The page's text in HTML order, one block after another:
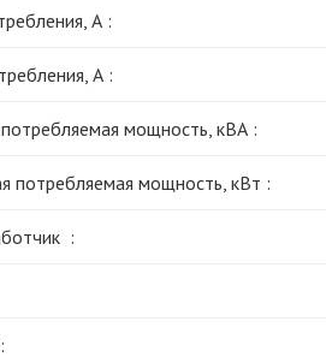
А :
А :
мощность, кВА :
потребляемая мощность, кВт :
: